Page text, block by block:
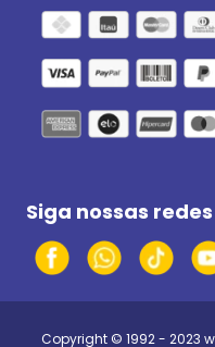
Siga nossas
Copyright © 1992 - 2023